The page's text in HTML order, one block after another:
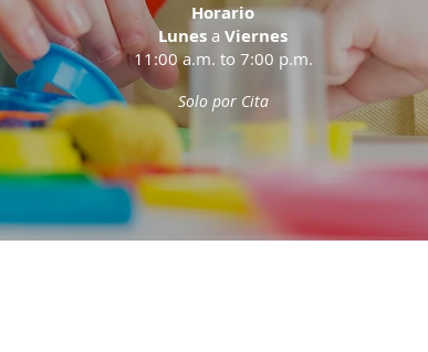
Horario
Lunes aViernes
11:00 a.m. to 7:00 p.m.
Solo por Cita